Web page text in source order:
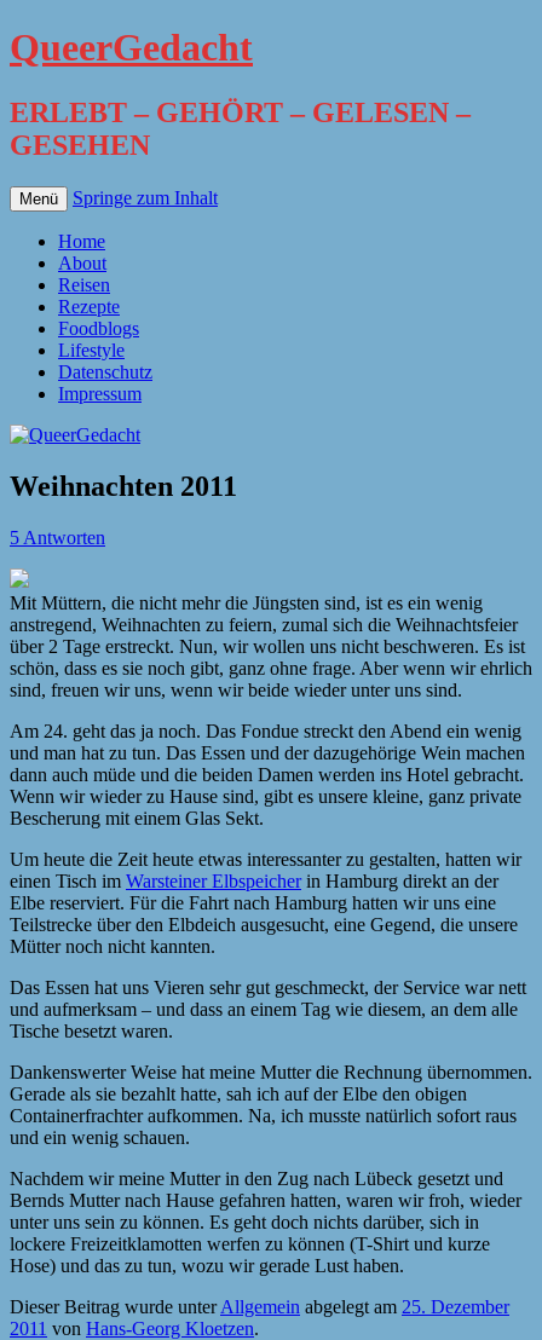
QueerGedacht
ERLEBT – GEHÖRT – GELESEN –
GESEHEN
Menü Springe zum Inhalt
Home
About
Reisen
Rezepte
Foodblogs
Lifestyle
Datenschutz
Impressum
Weihnachten 2011
5 Antworten
Mit Müttern, die nicht mehr die Jüngsten sind, ist es ein wenig
anstregend, Weihnachten zu feiern, zumal sich die Weihnachtsfeier
über 2 Tage erstreckt. Nun, wir wollen uns nicht beschweren. Es ist
schön, dass es sie noch gibt, ganz ohne frage. Aber wenn wir ehrlich
sind, freuen wir uns, wenn wir beide wieder unter uns sind.
Am 24. geht das ja noch. Das Fondue streckt den Abend ein wenig
und man hat zu tun. Das Essen und der dazugehörige Wein machen
dann auch müde und die beiden Damen werden ins Hotel gebracht.
Wenn wir wieder zu Hause sind, gibt es unsere kleine, ganz private
Bescherung mit einem Glas Sekt.
Um heute die Zeit heute etwas interessanter zu gestalten, hatten wir
einen Tisch im Warsteiner Elbspeicherin Hamburg direkt an der
Elbe reserviert. Für die Fahrt nach Hamburg hatten wir uns eine
Teilstrecke über den Elbdeich ausgesucht, eine Gegend, die unsere
Mütter noch nicht kannten.
Das Essen hat uns Vieren sehr gut geschmeckt, der Service war nett
und aufmerksam – und dass an einem Tag wie diesem, an dem alle
Tische besetzt waren.
Dankenswerter Weise hat meine Mutter die Rechnung übernommen.
Gerade als sie bezahlt hatte, sah ich auf der Elbe den obigen
Containerfrachter aufkommen. Na, ich musste natürlich sofort raus
und ein wenig schauen.
Nachdem wir meine Mutter in den Zug nach Lübeck gesetzt und
Bernds Mutter nach Hause gefahren hatten, waren wir froh, wieder
unter uns sein zu können. Es geht doch nichts darüber, sich in
lockere Freizeitklamotten werfen zu können (T-Shirt und kurze
Hose) und das zu tun, wozu wir gerade Lust haben.
Dieser Beitrag wurde unterAllgemein abgelegt am 25. Dezember
2011 von Hans-Georg Kloetzen.